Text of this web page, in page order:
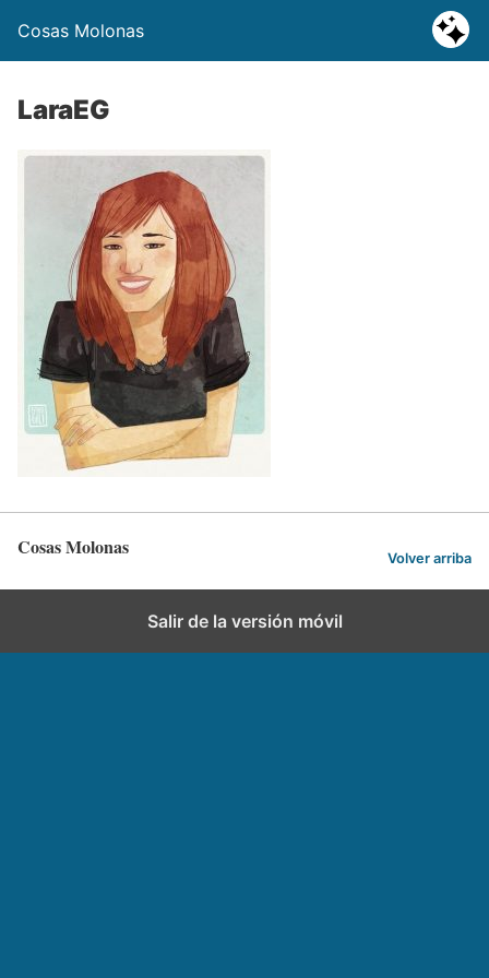
Cosas Molonas
LaraEG
Cosas Molonas Volver arriba
Salir de la versión móvil